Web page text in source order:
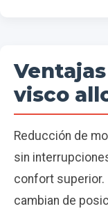
visco
Reducción de
sin
confort superior.
cambian de